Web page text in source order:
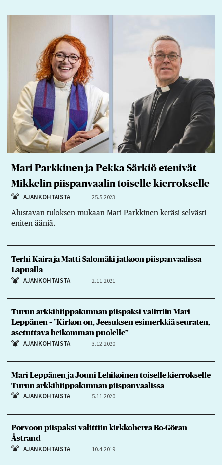
Mari Parkkinen ja Pekka Särkiö etenivät
Mikkelin piispanvaalin toiselle kierrokselle
AJANKOHTAISTA 25.5.2023
Alustavan tuloksen mukaan Mari Parkkinen keräsi selvästi
eniten ääniä.
Terhi Kaira ja Matti Salomäki jatkoon piispanvaalissa
Lapualla
AJANKOHTAISTA 2.11.2021
Turun arkkihiippakunnan piispaksi valittiin Mari
Leppänen – ”Kirkon on, Jeesuksen esimerkkiä seuraten,
asetuttava heikomman puolelle”
AJANKOHTAISTA 3.12.2020
Mari Leppänen ja Jouni Lehikoinen toiselle kierrokselle
Turun arkkihiippakunnan piispanvaalissa
AJANKOHTAISTA 5.11.2020
Porvoon piispaksi valittiin kirkkoherra Bo-Göran
Åstrand
AJANKOHTAISTA 10.4.2019